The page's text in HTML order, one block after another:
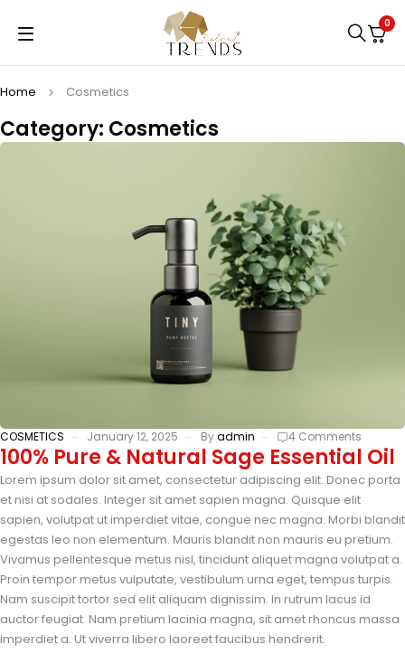
0
Category: Cosmetics
Home Cosmetics
COSMETICS January 12, 2025 Byadmin 4 Comments
100% Pure & Natural Sage Essential Oil
Lorem ipsum dolor sit amet, consectetur adipiscing elit. Donec porta
et nisi at sodales. Integer sit amet sapien magna. Quisque elit
sapien, volutpat ut imperdiet vitae, congue nec magna. Morbi blandit
egestas leo non elementum. Mauris blandit non mauris eu pretium.
Vivamus pellentesque metus nisl, tincidunt aliquet magna volutpat a.
Proin tempor metus vulputate, vestibulum urna eget, tempus turpis.
Nam suscipit tortor sed elit aliquam dignissim. In rutrum lacus id
auctor feugiat. Nam pretium lacinia magna, sit amet rhoncus massa
imperdiet a. Ut viverra libero laoreet faucibus hendrerit.